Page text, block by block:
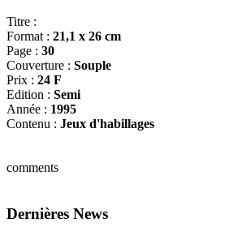
Titre :
Format : 21,1 x 26 cm
Page : 30
Couverture : Souple
Prix : 24 F
Edition : Semi
Année : 1995
Contenu : Jeux d'habillages
comments
Dernières News